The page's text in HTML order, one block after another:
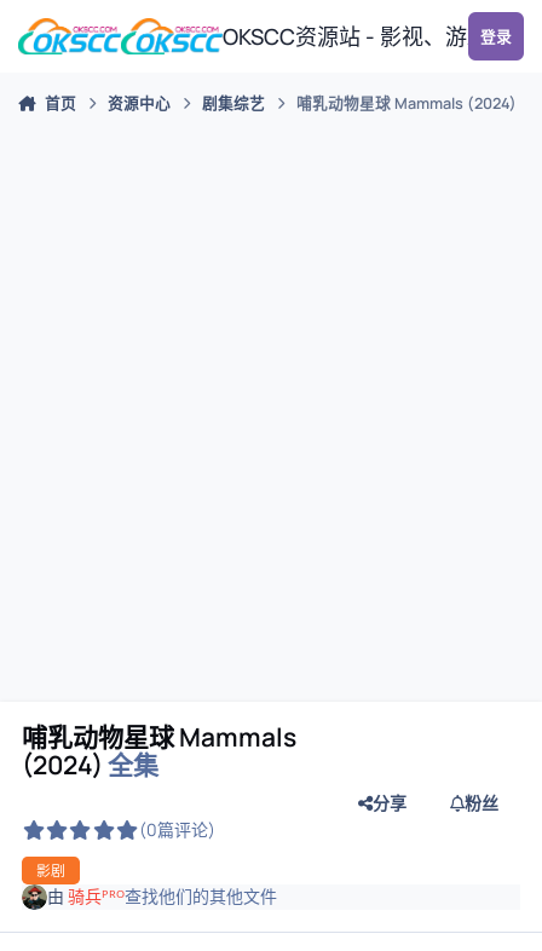
跳转到帖子
OKSCC资源站 - 影视、游戏、
登录
首页 资源中心 剧集综艺 哺乳动物星球 Mammals (2024)
哺乳动物星球 Mammals
(2024)全集
(0篇评论)
影剧
分享 粉丝
由骑兵ᴾᴿᴼ查找他们的其他文件